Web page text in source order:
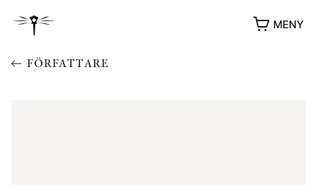
MENY
FÖRFATTARE